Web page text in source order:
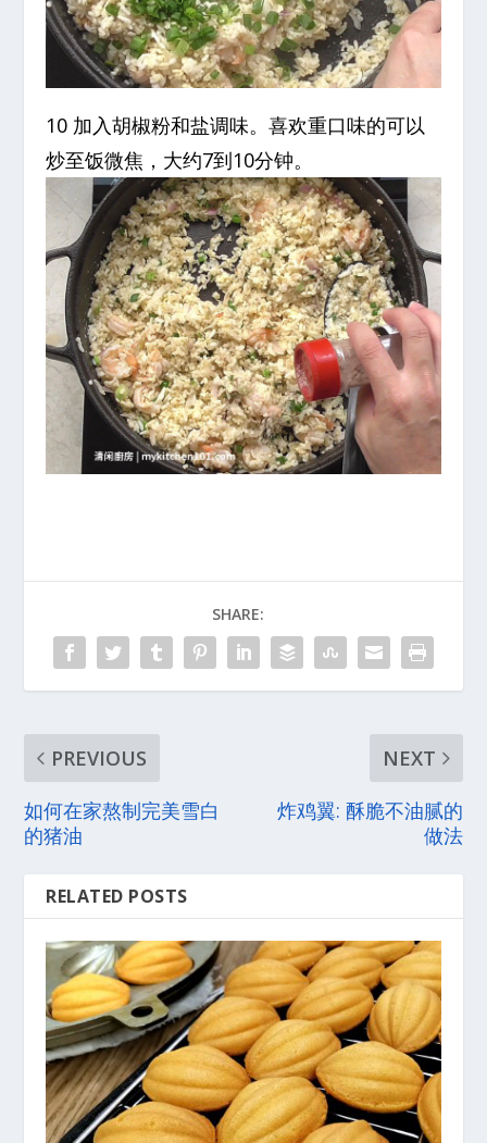
10 加入胡椒粉和盐调味。喜欢重口味的可以
炒至饭微焦，大约7到10分钟。
SHARE:
PREVIOUS
如何在家熬制完美雪白
的猪油
NEXT
炸鸡翼: 酥脆不油腻的
做法
RELATED POSTS